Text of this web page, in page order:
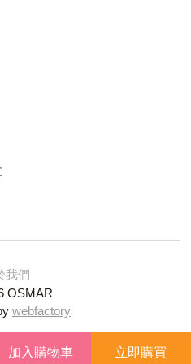
我們
OSMAR
webfactory
加入購物車 立即購買